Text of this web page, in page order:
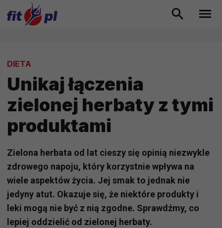
DIETA
Unikaj łączenia
zielonej herbaty z tymi
produktami
Zielona herbata od lat cieszy się opinią niezwykle
zdrowego napoju, który korzystnie wpływa na
wiele aspektów życia. Jej smak to jednak nie
jedyny atut. Okazuje się, że niektóre produkty i
leki mogą nie być z nią zgodne. Sprawdźmy, co
lepiej oddzielić od zielonej herbaty.